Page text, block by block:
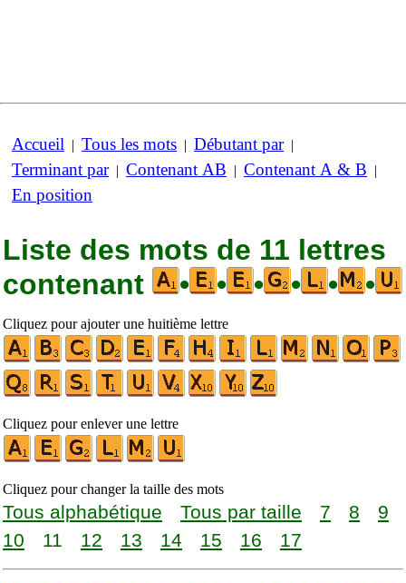
Accueil | Tous les mots | Débutant par|
Terminant par| Contenant AB | Contenant A & B |
En position
Liste des mots de 11 lettres
contenant
• • • • • •
Cliquez pour ajouter une huitième lettre
Cliquez pour enlever une lettre
Cliquez pour changer la taille des mots
Tous alphabétique Tous par taille 7 8
9
10
11 12 13 14 15 16 17